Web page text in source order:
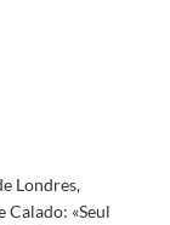
Londres,
Calado: «Seul